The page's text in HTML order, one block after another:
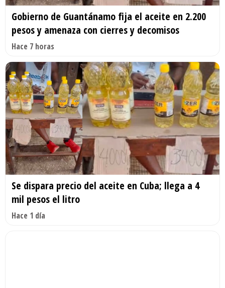
Gobierno de Guantánamo fija el aceite en 2.200
pesos y amenaza con cierres y decomisos
Hace 7 horas
Se dispara precio del aceite en Cuba; llega a 4
mil pesos el litro
Hace 1 día